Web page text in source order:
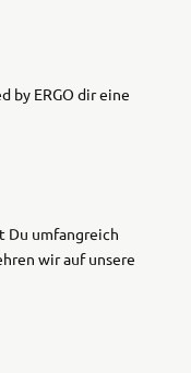
by ERGO dir eine
Du umfangreich
wir auf unsere